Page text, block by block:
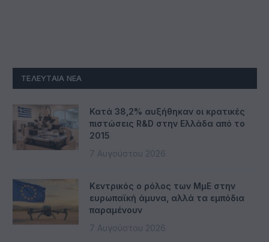
ΤΕΛΕΥΤΑΊΑ ΝΈΑ
Κατά 38,2% αυξήθηκαν οι κρατικές
πιστώσεις R&D στην Ελλάδα από το
2015
7 Αυγούστου 2026
Κεντρικός ο ρόλος των ΜμΕ στην
ευρωπαϊκή άμυνα, αλλά τα εμπόδια
παραμένουν
7 Αυγούστου 2026